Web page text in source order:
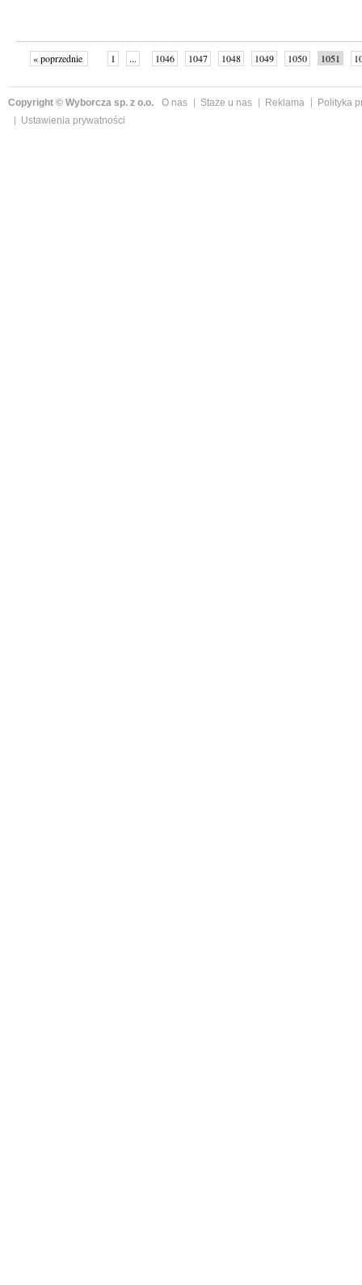
« poprzednie 1 ... 1046 1047 1048 1049 1050 1051
Copyright © Wyborcza sp. z o.o. O nas Staże u nas Reklama
Polityka
Ustawienia prywatności